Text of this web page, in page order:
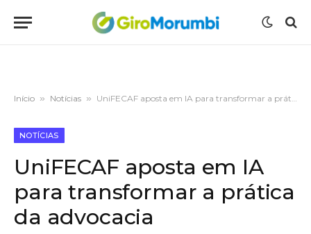
Início » Notícias » UniFECAF aposta em IA para transformar a prática da advocacia
NOTÍCIAS
UniFECAF aposta em IA
para transformar a prática
da advocacia